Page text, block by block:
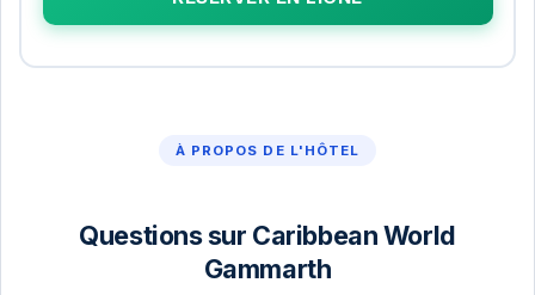
À PROPOS DE L'HÔTEL
Questions sur Caribbean World
Gammarth